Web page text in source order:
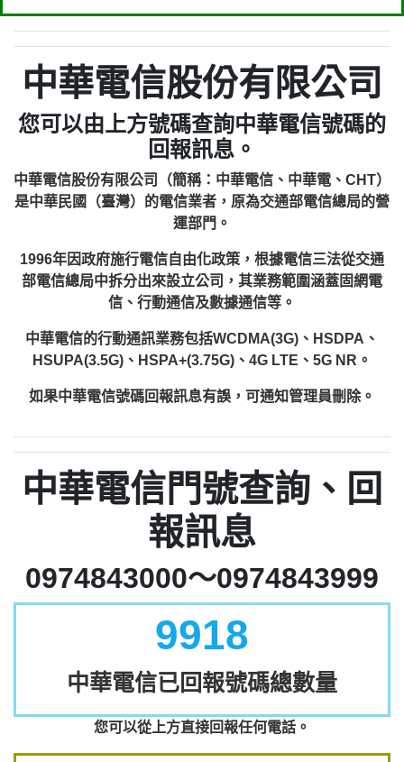
中華電信股份有限公司
您可以由上方號碼查詢中華電信號碼的
回報訊息。
中華電信股份有限公司（簡稱：中華電信、中華電、CHT）
是中華民國（臺灣）的電信業者，原為交通部電信總局的營
運部門。
1996年因政府施行電信自由化政策，根據電信三法從交通
部電信總局中拆分出來設立公司，其業務範圍涵蓋固網電
信、行動通信及數據通信等。
中華電信的行動通訊業務包括WCDMA(3G)、HSDPA、
HSUPA(3.5G)、HSPA+(3.75G)、4G LTE、5G NR。
如果中華電信號碼回報訊息有誤，可通知管理員刪除。
中華電信門號查詢、回
報訊息
0974843000～0974843999
9918
中華電信已回報號碼總數量
您可以從上方直接回報任何電話。